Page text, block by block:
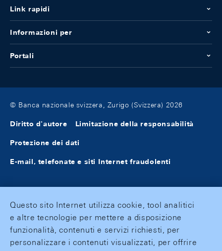
Link rapidi
Informazioni per
Portali
© Banca nazionale svizzera, Zurigo (Svizzera) 2026
Diritto d'autore Limitazione della responsabilità
Protezione dei dati
E-mail, telefonate e siti Internet fraudolenti
Questo sito Internet utilizza cookie, tool analitici
e altre tecnologie per mettere a disposizione
funzionalità, contenuti e servizi richiesti, per
personalizzare i contenuti visualizzati, per offrire